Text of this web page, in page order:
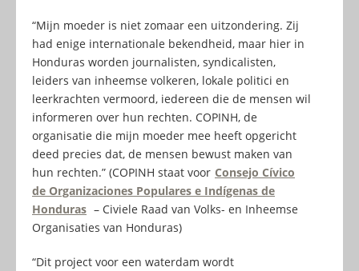
“Mijn moeder is niet zomaar een uitzondering. Zij
had enige internationale bekendheid, maar hier in
Honduras worden journalisten, syndicalisten,
leiders van inheemse volkeren, lokale politici en
leerkrachten vermoord, iedereen die de mensen wil
informeren over hun rechten. COPINH, de
organisatie die mijn moeder mee heeft opgericht
deed precies dat, de mensen bewust maken van
hun rechten.” (COPINH staat voor Consejo Cívico
de Organizaciones Populares e Indígenas de
Honduras – Civiele Raad van Volks- en Inheemse
Organisaties van Honduras)
“Dit project voor een waterdam wordt